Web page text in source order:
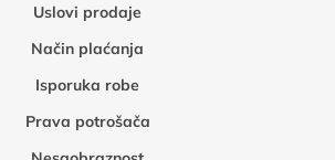
Uslovi prodaje
Način plaćanja
Isporuka robe
Prava potrošača